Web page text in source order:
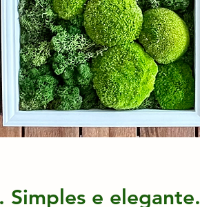
Simples e elegante.